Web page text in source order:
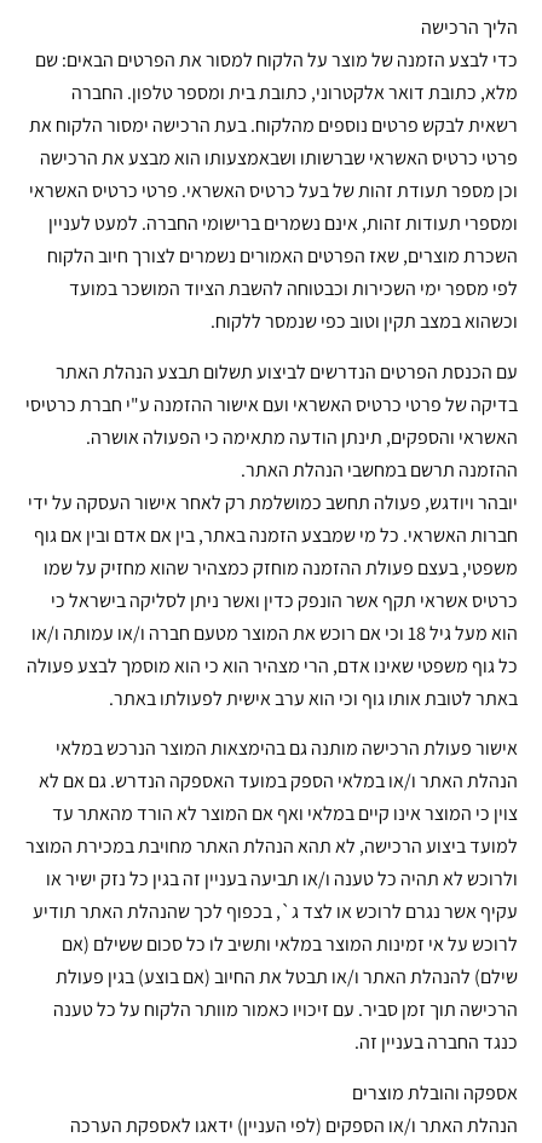
הליך הרכישה
כדי לבצע הזמנה של מוצר על הלקוח למסור את הפרטים הבאים: שם
מלא, כתובת דואר אלקטרוני, כתובת בית ומספר טלפון. החברה
רשאית לבקש פרטים נוספים מהלקוח. בעת הרכישה ימסור הלקוח את
פרטי כרטיס האשראי שברשותו ושבאמצעותו הוא מבצע את הרכישה
וכן מספר תעודת זהות של בעל כרטיס האשראי. פרטי כרטיס האשראי
ומספרי תעודות זהות, אינם נשמרים ברישומי החברה. למעט לעניין
השכרת מוצרים, שאז הפרטים האמורים נשמרים לצורך חיוב הלקוח
לפי מספר ימי השכירות וכבטוחה להשבת הציוד המושכר במועד
וכשהוא במצב תקין וטוב כפי שנמסר ללקוח.
עם הכנסת הפרטים הנדרשים לביצוע תשלום תבצע הנהלת האתר
בדיקה של פרטי כרטיס האשראי ועם אישור ההזמנה ע"י חברת כרטיסי
האשראי והספקים, תינתן הודעה מתאימה כי הפעולה אושרה.
ההזמנה תרשם במחשבי הנהלת האתר.
יובהר ויודגש, פעולה תחשב כמושלמת רק לאחר אישור העסקה על ידי
חברות האשראי. כל מי שמבצע הזמנה באתר, בין אם אדם ובין אם גוף
משפטי, בעצם פעולת ההזמנה מוחזק כמצהיר שהוא מחזיק על שמו
כרטיס אשראי תקף אשר הונפק כדין ואשר ניתן לסליקה בישראל כי
הוא מעל גיל 18 וכי אם רוכש את המוצר מטעם חברה ו/או עמותה ו/או
כל גוף משפטי שאינו אדם, הרי מצהיר הוא כי הוא מוסמך לבצע פעולה
באתר לטובת אותו גוף וכי הוא ערב אישית לפעולתו באתר.
אישור פעולת הרכישה מותנה גם בהימצאות המוצר הנרכש במלאי
הנהלת האתר ו/או במלאי הספק במועד האספקה הנדרש. גם אם לא
צוין כי המוצר אינו קיים במלאי ואף אם המוצר לא הורד מהאתר עד
למועד ביצוע הרכישה, לא תהא הנהלת האתר מחויבת במכירת המוצר
ולרוכש לא תהיה כל טענה ו/או תביעה בעניין זה בגין כל נזק ישיר או
עקיף אשר נגרם לרוכש או לצד ג`, בכפוף לכך שהנהלת האתר תודיע
לרוכש על אי זמינות המוצר במלאי ותשיב לו כל סכום ששילם (אם
שילם) להנהלת האתר ו/או תבטל את החיוב (אם בוצע) בגין פעולת
הרכישה תוך זמן סביר. עם זיכויו כאמור מוותר הלקוח על כל טענה
כנגד החברה בעניין זה.
אספקה והובלת מוצרים
הנהלת האתר ו/או הספקים (לפי העניין) ידאגו לאספקת הערכה